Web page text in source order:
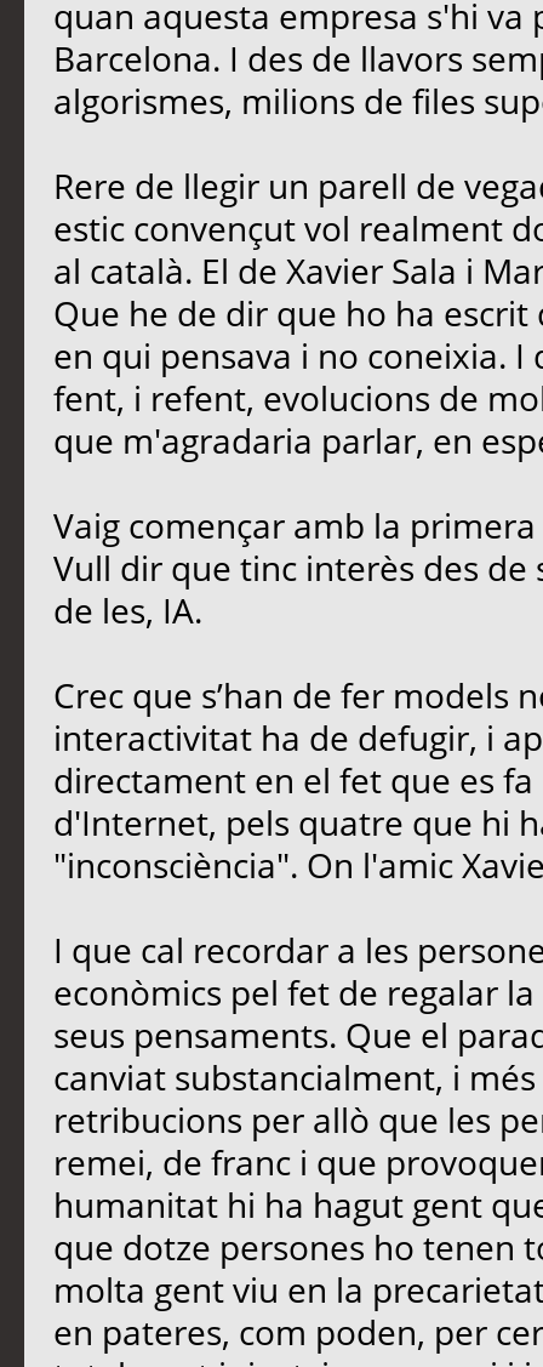
quan aquesta empresa s'hi
Barcelona. I des de llavors
algorismes, milions de files
Rere de llegir un parell de
estic convençut vol realment
al català. El de Xavier Sala i
Que he de dir que ho ha
en qui pensava i no coneixia.
fent, i refent, evolucions de
que m'agradaria parlar, en
Vaig començar amb la
Vull dir que tinc interès des
de les, IA.
Crec que s’han de fer models
interactivitat ha de defugir, i
directament en el fet que es
d'Internet, pels quatre que hi
"inconsciència". On l'amic
I que cal recordar a les
econòmics pel fet de regalar
seus pensaments. Que el
canviat substancialment, i
retribucions per allò que les
remei, de franc i que
humanitat hi ha hagut gent
que dotze persones ho tenen
molta gent viu en la
en pateres, com poden, per